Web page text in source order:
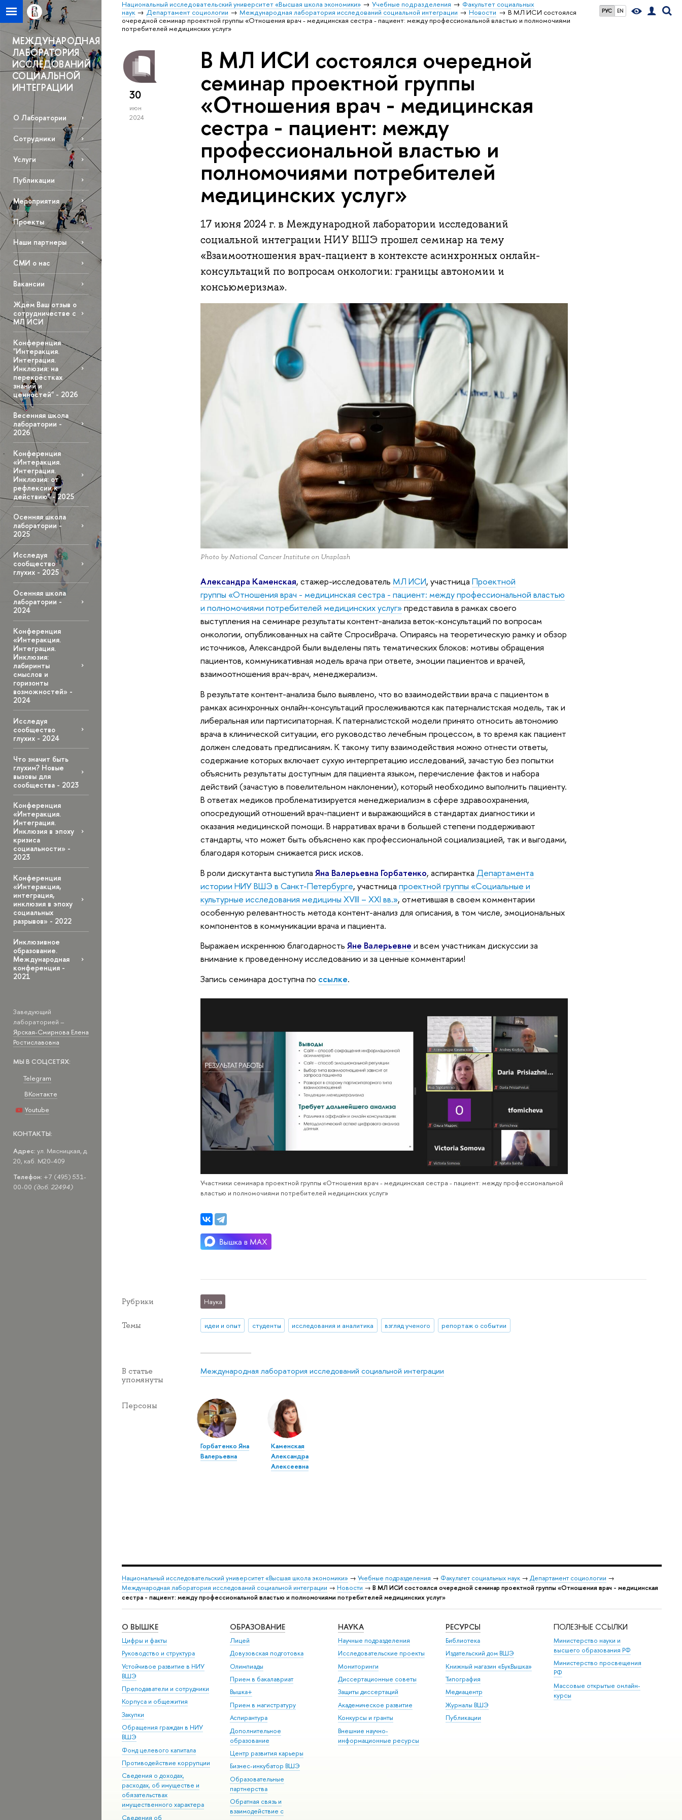
РУС EN
Национальный исследовательский университет «Высшая школа экономики» Учебные подразделения
Факультет социальных
наук
Департамент социологии Международная лаборатория исследований социальной интеграции Новости
В МЛ ИСИ состоялся
очередной семинар проектной группы «Отношения врач - медицинская сестра - пациент: между профессиональной властью и полномочиями
потребителей медицинских услуг»
МЕЖДУНАРОДНАЯ
ЛАБОРАТОРИЯ
ИССЛЕДОВАНИЙ
СОЦИАЛЬНОЙ
ИНТЕГРАЦИИ
О Лаборатории
Сотрудники
Услуги
Публикации
Мероприятия
Проекты
Наши партнеры
СМИ о нас
Вакансии
Ждём Ваш отзыв о
сотрудничестве с
МЛ ИСИ
Конференция
"Интеракция.
Интеграция.
Инклюзия: на
перекрёстках
знаний и
ценностей" - 2026
Весенняя школа
лаборатории -
2026
Конференция
«Интеракция.
Интеграция.
Инклюзия: от
рефлексии к
действию" - 2025
Осенняя школа
лаборатории -
2025
Исследуя
сообщество
глухих - 2025
Осенняя школа
лаборатории -
2024
Конференция
«Интеракция.
Интеграция.
Инклюзия:
лабиринты
смыслов и
горизонты
возможностей» -
2024
Исследуя
сообщество
глухих - 2024
Что значит быть
глухим? Новые
вызовы для
сообщества - 2023
Конференция
«Интеракция.
Интеграция.
Инклюзия в эпоху
кризиса
социальности» -
2023
Конференция
«Интеракция,
интеграция,
инклюзия в эпоху
социальных
разрывов» - 2022
Инклюзивное
образование.
Международная
конференция -
2021
Заведующий
лабораторией –
Ярская-Смирнова Елена
Ростиславовна
МЫ В СОЦСЕТЯХ:
Telegram
ВКонтакте
Youtube
КОНТАКТЫ:
Адрес: ул. Мясницкая, д.
20, каб. M20-409
Телефон: +7 (495) 531-
00-00 (доб. 22494)
30
июн
2024
В МЛ ИСИ состоялся очередной
семинар проектной группы
«Отношения врач - медицинская
сестра - пациент: между
профессиональной властью и
полномочиями потребителей
медицинских услуг»
17 июня 2024 г. в Международной лаборатории исследований
социальной интеграции НИУ ВШЭ прошел семинар на тему
«Взаимоотношения врач-пациент в контексте асинхронных онлайн-
консультаций по вопросам онкологии: границы автономии и
консьюмеризма».
Photo by National Cancer Institute on Unsplash
Александра Каменская, стажер-исследователь МЛ ИСИ, участницаПроектной
группы «Отношения врач - медицинская сестра - пациент: между профессиональной властью
и полномочиями потребителей медицинских услуг»представила в рамках своего
выступления на семинаре результаты контент-анализа веток-консультаций по вопросам
онкологии, опубликованных на сайте СпросиВрача. Опираясь на теоретическую рамку и обзор
источников, Александрой были выделены пять тематических блоков: мотивы обращения
пациентов, коммуникативная модель врача при ответе, эмоции пациентов и врачей,
взаимоотношения врач-врач, менеджерализм.
В результате контент-анализа было выявлено, что во взаимодействии врача с пациентом в
рамках асинхронных онлайн-консультаций прослеживаются как патерналистская модель, так и
либеральная или партисипаторная. К патерналистской модели принято относить автономию
врача в клинической ситуации, его руководство лечебным процессом, в то время как пациент
должен следовать предписаниям. К такому типу взаимодействия можно отнести ответы,
содержание которых включает сухую интерпретацию исследований, зачастую без попытки
объяснить результаты доступным для пациента языком, перечисление фактов и набора
действий (зачастую в повелительном наклонении), который необходимо выполнить пациенту.
В ответах медиков проблематизируется менеджериализм в сфере здравоохранения,
опосредующий отношений врач-пациент и выражающийся в стандартах диагностики и
оказания медицинской помощи. В нарративах врачи в большей степени поддерживают
стандарты, что может быть объяснено как профессиональной социализацией, так и выгодами,
благодаря которым снижается риск исков.
В роли дискутанта выступилаЯна Валерьевна Горбатенко, аспиранткаДепартамента
истории НИУ ВШЭ в Санкт-Петербурге, участницапроектной группы «Социальные и
культурные исследования медицины XVIII – XXI вв.», отметившая в своем комментарии
особенную релевантность метода контент-анализ для описания, в том числе, эмоциональных
компонентов в коммуникации врача и пациента.
Выражаем искреннюю благодарностьЯне Валерьевнеи всем участникам дискуссии за
внимание к проведенному исследованию и за ценные комментарии!
Запись семинара доступна по ссылке.
Участники семинара проектной группы «Отношения врач - медицинская сестра - пациент: между профессиональной
властью и полномочиями потребителей медицинских услуг»
Рубрики Наука
Темы идеи и опыт студенты исследования и аналитика взгляд ученого репортаж о событии
В статье
упомянуты
Международная лаборатория исследований социальной интеграции
Персоны
Горбатенко Яна
Валерьевна
Каменская
Александра
Алексеевна
Национальный исследовательский университет «Высшая школа экономики» → Учебные подразделения → Факультет социальных наук → Департамент социологии →
Международная лаборатория исследований социальной интеграции → Новости → В МЛ ИСИ состоялся очередной семинар проектной группы «Отношения врач - медицинская
сестра - пациент: между профессиональной властью и полномочиями потребителей медицинских услуг»
О ВЫШКЕ
Цифры и факты
Руководство и структура
Устойчивое развитие в НИУ
ВШЭ
Преподаватели и сотрудники
Корпуса и общежития
Закупки
Обращения граждан в НИУ
ВШЭ
Фонд целевого капитала
Противодействие коррупции
Сведения о доходах,
расходах, об имуществе и
обязательствах
имущественного характера
Сведения об
ОБРАЗОВАНИЕ
Лицей
Довузовская подготовка
Олимпиады
Прием в бакалавриат
Вышка+
Прием в магистратуру
Аспирантура
Дополнительное
образование
Центр развития карьеры
Бизнес-инкубатор ВШЭ
Образовательные
партнерства
Обратная связь и
взаимодействие с
НАУКА
Научные подразделения
Исследовательские проекты
Мониторинги
Диссертационные советы
Защиты диссертаций
Академическое развитие
Конкурсы и гранты
Внешние научно-
информационные ресурсы
РЕСУРСЫ
Библиотека
Издательский дом ВШЭ
Книжный магазин «БукВышка»
Типография
Медиацентр
Журналы ВШЭ
Публикации
ПОЛЕЗНЫЕ ССЫЛКИ
Министерство науки и
высшего образования РФ
Министерство просвещения
РФ
Массовые открытые онлайн-
курсы